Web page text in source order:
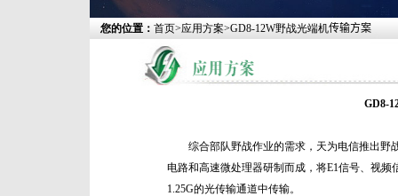
您的位置： 首页>应用方案>GD8-12W野战光端机传输方案
GD8-
综合部队野战作业的需求，天为电信推出野
电路和高速微处理器研制而成，将E1信号、视
1.25G的光传输通道中传输。